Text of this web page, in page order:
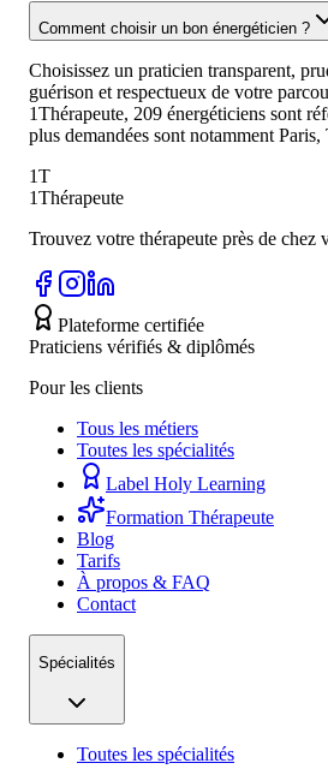
Comment choisir un bon énergéticien ?
Choisissez un praticien transparent,
guérison et respectueux de votre
1Thérapeute, 209 énergéticiens sont
plus demandées sont notamment
1T
1Thérapeute
Trouvez votre thérapeute près de chez
Plateforme certifiée
Praticiens vérifiés & diplômés
Pour les clients
Tous les métiers
Toutes les spécialités
Label Holy Learning
Formation Thérapeute
Blog
Tarifs
À propos & FAQ
Contact
Spécialités
Toutes les spécialités